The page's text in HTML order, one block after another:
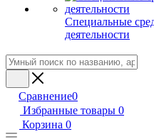
Специальные
деятельности
Сравнение0
Избранные товары 0
Корзина 0